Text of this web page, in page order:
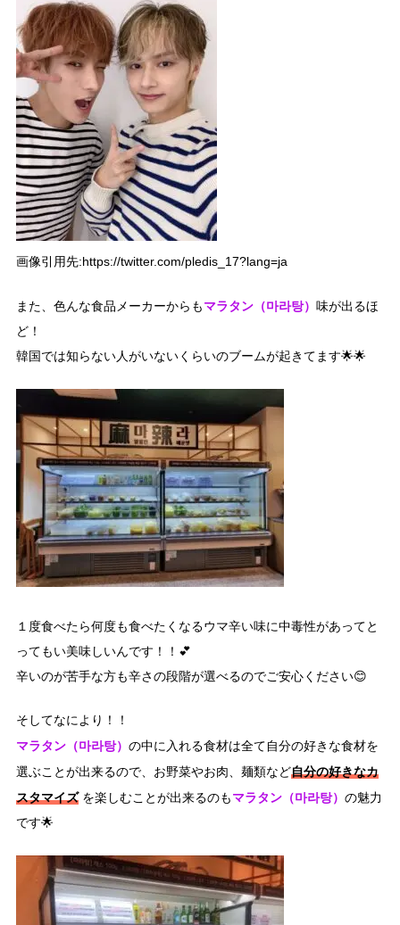
画像引用先:https://twitter.com/pledis_17?lang=ja
また、色んな食品メーカーからも マラタン（마라탕） 味が出るほ
ど！
韓国では知らない人がいないくらいのブームが起きてます🌟🌟
１度食べたら何度も食べたくなるウマ辛い味に中毒性があってと
ってもい美味しいんです！！💕
辛いのが苦手な方も辛さの段階が選べるのでご安心ください😊
そしてなにより！！
マラタン（마라탕） の中に入れる食材は全て自分の好きな食材を
選ぶことが出来るので、お野菜やお肉、麺類など自分の好きなカ
スタマイズ を楽しむことが出来るのも マラタン（마라탕） の魅力
です🌟